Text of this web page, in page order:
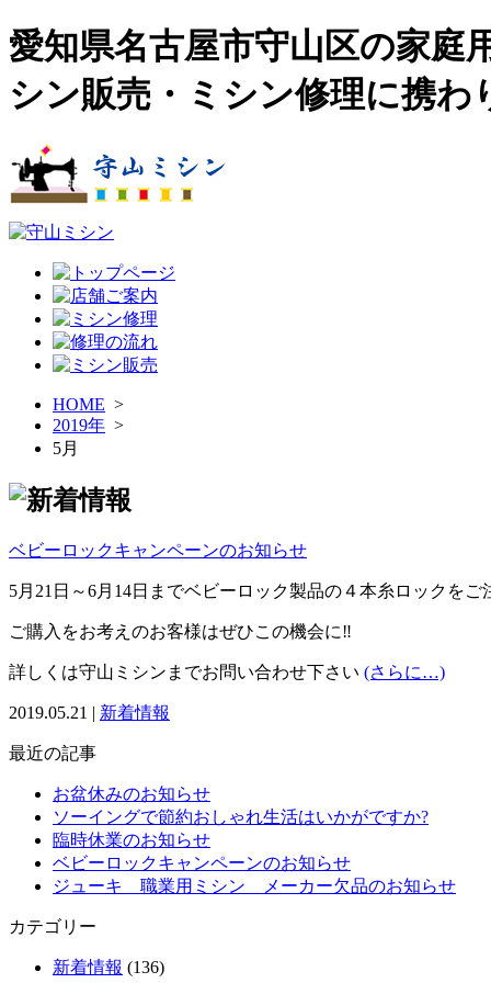
愛知県名古屋市守山区の家庭
シン販売・ミシン修理に携
HOME >
2019年 >
5月
ベビーロックキャンペーンのお知らせ
5月21日～6月14日までベビーロック製品の４本糸ロックを
ご購入をお考えのお客様はぜひこの機会に‼
詳しくは守山ミシンまでお問い合わせ下さい (さらに…)
2019.05.21 | 新着情報
最近の記事
お盆休みのお知らせ
ソーイングで節約おしゃれ生活はいかがですか?
臨時休業のお知らせ
ベビーロックキャンペーンのお知らせ
ジューキ 職業用ミシン メーカー欠品のお知らせ
カテゴリー
新着情報 (136)